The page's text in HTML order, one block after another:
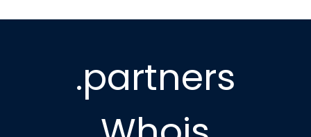
.partners